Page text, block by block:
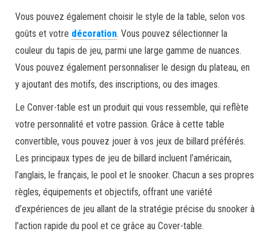
Vous pouvez également choisir le style de la table, selon vos
goûts et votre décoration. Vous pouvez sélectionner la
couleur du tapis de jeu, parmi une large gamme de nuances.
Vous pouvez également personnaliser le design du plateau, en
y ajoutant des motifs, des inscriptions, ou des images.
Le Conver-table est un produit qui vous ressemble, qui reflète
votre personnalité et votre passion. Grâce à cette table
convertible, vous pouvez jouer à vos jeux de billard préférés.
Les principaux types de jeu de billard incluent l’américain,
l’anglais, le français, le pool et le snooker. Chacun a ses propres
règles, équipements et objectifs, offrant une variété
d’expériences de jeu allant de la stratégie précise du snooker à
l’action rapide du pool et ce grâce au Cover-table.